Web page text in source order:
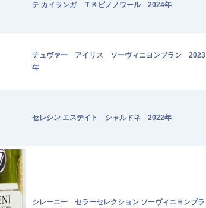
テ カイランガ ＴＫピノノワール 2024年
チュヴァー アイリス ソーヴィニヨンブラン 2023
年
セレシン エステイト シャルドネ 2022年
シレーニー セラーセレクション ソーヴィニヨンブラ